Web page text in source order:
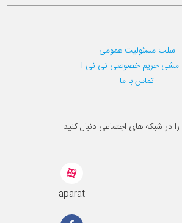
سلب مسئولیت عمومی
حریم خصوصی نی نی+
تماس با ما
در شبکه های اجتماعی دنبال کنید
aparat